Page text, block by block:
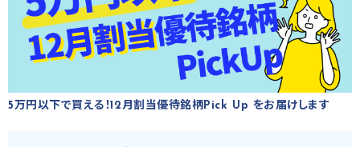
5万円以下で買える！12月割当優待銘柄Pick Up をお届けします